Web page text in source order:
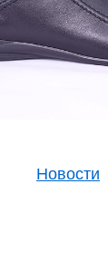
Новости